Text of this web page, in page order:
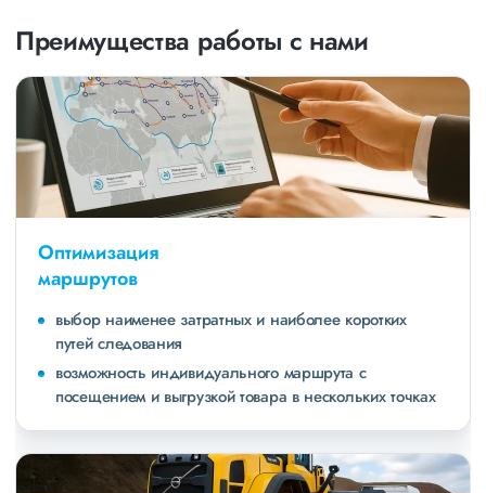
Преимущества работы с нами
Оптимизация
маршрутов
выбор наименее затратных и наиболее коротких
путей следования
возможность индивидуального маршрута с
посещением и выгрузкой товара в нескольких точках